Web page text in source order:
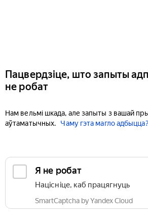
Пацвердзіце, што запыты
не робат
Нам вельмі шкада, але запыты з вашай
аўтаматычных.
Чаму гэта магло
Я не робат
Націсніце, каб працягнуць
SmartCaptcha by Yandex Cloud